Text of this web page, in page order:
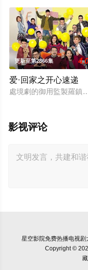
更新至第2866集
爱·回家之开心速递
處境劇的御用監製羅鎮
影视评论
星空影院免费热播电视剧
Copyright ©